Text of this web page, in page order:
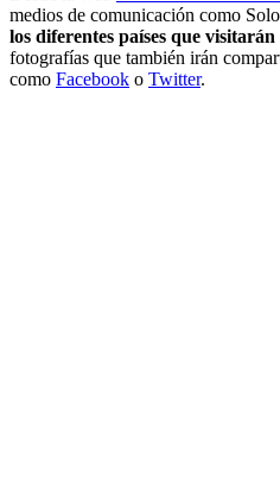
medios de comunicación como
los diferentes países que visitarán
fotografías que también irán
como Facebook o Twitter.